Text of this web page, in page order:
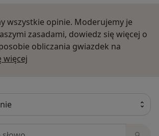
wszystkie opinie. Moderujemy je
zasadami, dowiedz się więcej o
obliczania gwiazdek na
więcej